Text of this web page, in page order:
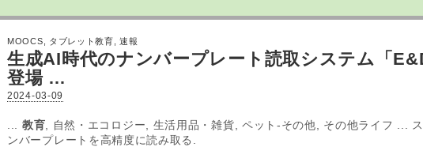
MOOCS タブレット教育 ,速報
生成AI時代のナンバープレート読取システム「
登場 …
2024-03-09
教育 , 自然・エコロジー, 生活用品・雑貨, ペット-その他, その他ライフ ...
ンバープレートを高精度に読み取る.